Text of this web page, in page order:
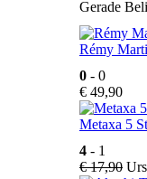
Gerade
Rémy
0 - 0
€ 49,90
Metaxa 5
4 - 1
€17,90